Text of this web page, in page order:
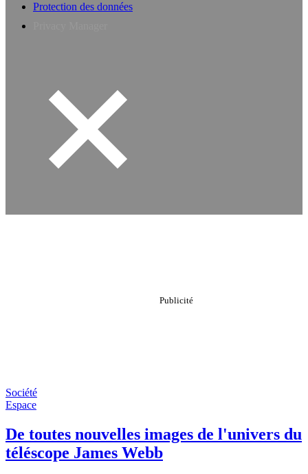
Protection des données
Société
Espace
De toutes nouvelles images de l'univers du
téléscope James Webb